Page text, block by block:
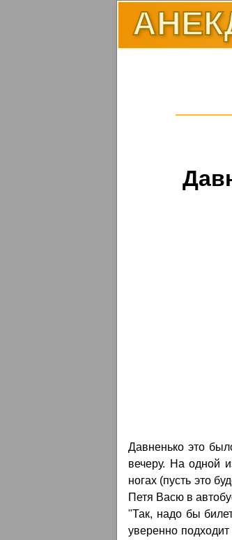
Давненько это
вечеру. На одной
ногах (пусть это
Петя Васю в
"Так, надо бы
уверенно